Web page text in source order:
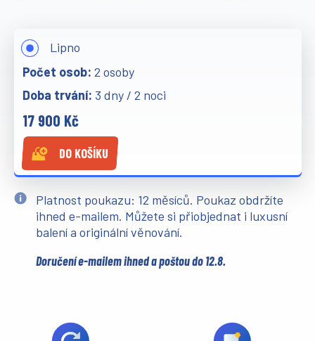
Lipno
2 osoby
3 dny / 2 noci
17 900 Kč
DO KOŠÍKU
Platnost poukazu: 12 měsíců. Poukaz obdržíte
ihned e-mailem. Můžete si přiobjednat i luxusní
balení a originální věnování.
Doručení e-mailem ihned a poštou do 12.8.